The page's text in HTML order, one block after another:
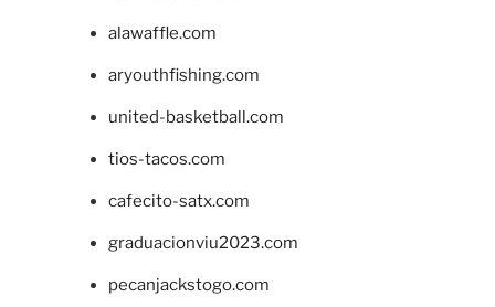
alawaffle.com
aryouthfishing.com
united-basketball.com
tios-tacos.com
cafecito-satx.com
graduacionviu2023.com
pecanjackstogo.com